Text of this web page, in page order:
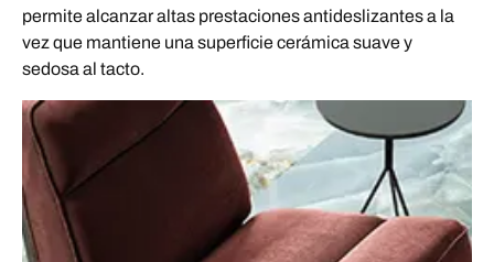
permite alcanzar altas prestaciones antideslizantes a la
vez que mantiene una superficie cerámica suave y
sedosa al tacto.